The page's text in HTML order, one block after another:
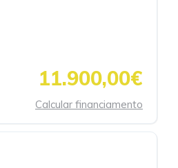
11.900,00€
Calcular financiamento